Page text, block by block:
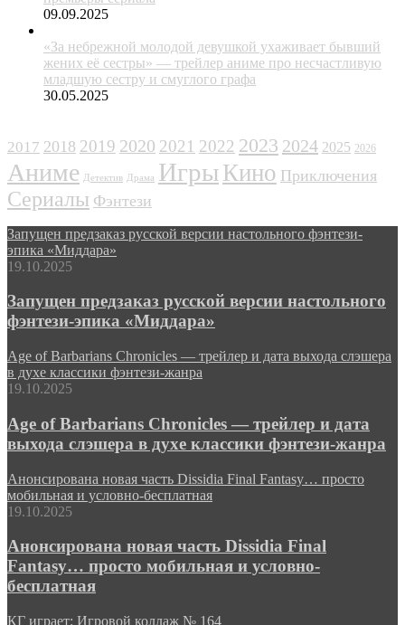
09.09.2025
«За небрежной молодой девушкой ухаживает бывший
жених её сестры» — трейлер аниме про несчастливую
младшую сестру и смуглого графа
30.05.2025
2017 2018 2019 2020 2021 2022 2023 2024 2025 2026
Аниме Детектив Драма ИгрыКино Приключения
Сериалы Фэнтези
Запущен предзаказ русской версии настольного фэнтези-
эпика «Миддара»
19.10.2025
Запущен предзаказ русской версии настольного
фэнтези-эпика «Миддара»
Age of Barbarians Chronicles — трейлер и дата выхода слэшера
в духе классики фэнтези-жанра
19.10.2025
Age of Barbarians Chronicles — трейлер и дата
выхода слэшера в духе классики фэнтези-жанра
Анонсирована новая часть Dissidia Final Fantasy… просто
мобильная и условно-бесплатная
19.10.2025
Анонсирована новая часть Dissidia Final
Fantasy… просто мобильная и условно-
бесплатная
КГ играет: Игровой коллаж № 164